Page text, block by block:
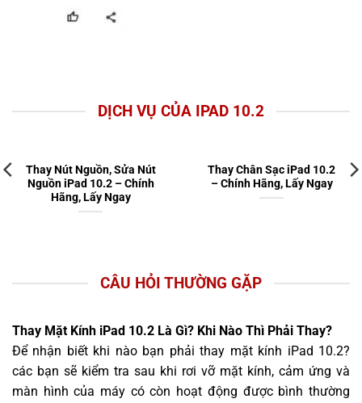
DỊCH VỤ CỦA IPAD 10.2
Thay Nút Nguồn, Sửa Nút
Nguồn iPad 10.2 – Chính
Hãng, Lấy Ngay
Thay Chân Sạc iPad 10.2
– Chính Hãng, Lấy Ngay
CÂU HỎI THƯỜNG GẶP
Thay Mặt Kính iPad 10.2 Là Gì? Khi Nào Thì Phải Thay?
Để nhận biết khi nào bạn phải thay mặt kính iPad 10.2?
các bạn sẽ kiểm tra sau khi rơi vỡ mặt kính, cảm ứng và
màn hình của máy có còn hoạt động được bình thường